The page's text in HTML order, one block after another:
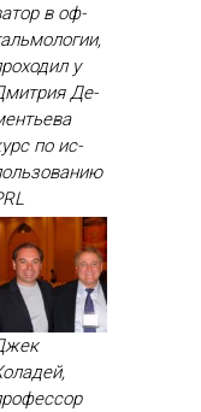
в оф­
у
Де­
по ис­